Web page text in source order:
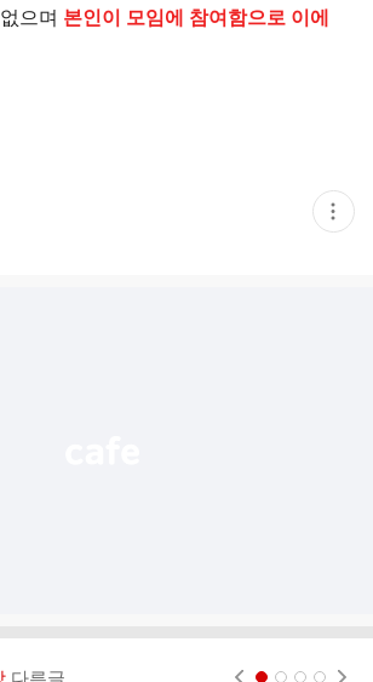
으며 본인이 모임에 참여함으로 이에
현
재
다른글